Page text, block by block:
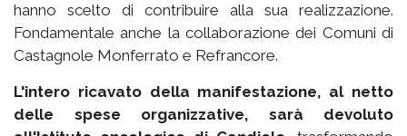
hanno scelto di contribuire alla sua realizzazione.
Fondamentale anche la collaborazione dei Comuni di
Castagnole Monferrato e Refrancore.
L'intero ricavato della manifestazione, al netto
delle spese organizzative, sarà devoluto